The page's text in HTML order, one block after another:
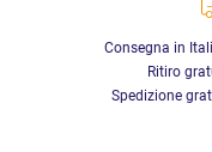
Consegna in
Ritiro
Spedizione